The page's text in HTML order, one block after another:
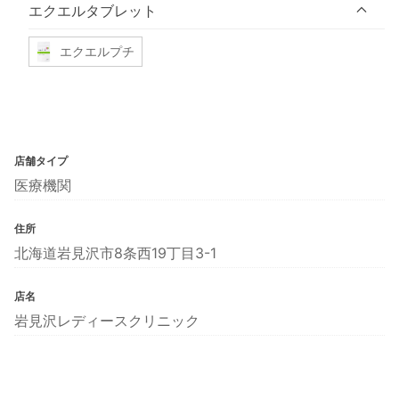
エクエルタブレット
エクエルプチ
店舗タイプ
医療機関
住所
北海道岩見沢市8条西19丁目3-1
店名
岩見沢レディースクリニック